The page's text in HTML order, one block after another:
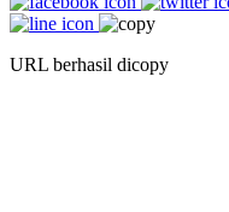
URL berhasil dicopy